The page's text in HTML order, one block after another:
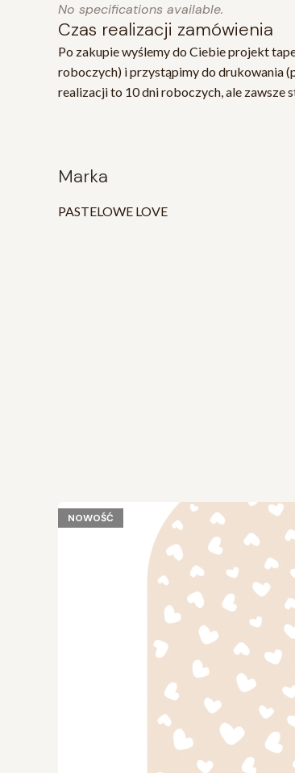
No specifications available.
Czas realizacji zamówienia
Po zakupie wyślemy do Ciebie projekt
roboczych) i przystąpimy do drukowania
realizacji to 10 dni roboczych, ale zawsze
Marka
PASTELOWE LOVE
NOWOŚĆ